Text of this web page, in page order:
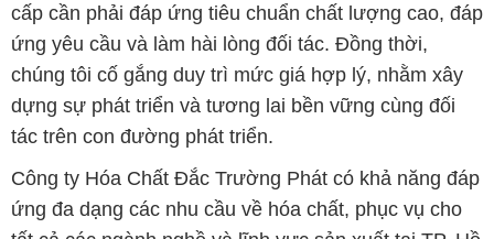
cấp cần phải đáp ứng tiêu chuẩn chất lượng cao, đáp
ứng yêu cầu và làm hài lòng đối tác. Đồng thời,
chúng tôi cố gắng duy trì mức giá hợp lý, nhằm xây
dựng sự phát triển và tương lai bền vững cùng đối
tác trên con đường phát triển.
Công ty Hóa Chất Đắc Trường Phát có khả năng đáp
ứng đa dạng các nhu cầu về hóa chất, phục vụ cho